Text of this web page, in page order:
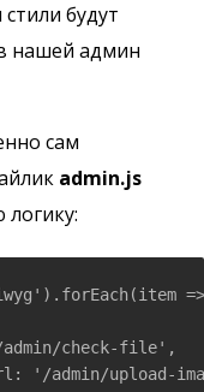
будут
нашей админ
сам
admin.js
check-file',
'/admin/upload-